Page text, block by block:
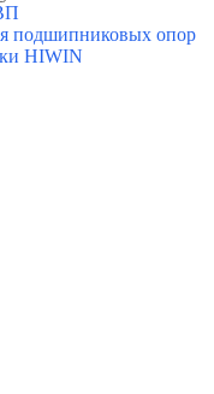
подшипниковых опор
HIWIN